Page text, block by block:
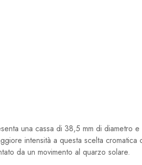
una cassa di 38,5 mm di diametro
intensità a questa scelta
da un movimento al quarzo solare.